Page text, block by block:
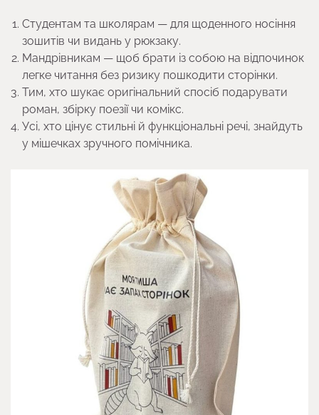
Студентам та школярам — для щоденного носіння
зошитів чи видань у рюкзаку.
Мандрівникам — щоб брати із собою на відпочинок
легке читання без ризику пошкодити сторінки.
Тим, хто шукає оригінальний спосіб подарувати
роман, збірку поезії чи комікс.
Усі, хто цінує стильні й функціональні речі, знайдуть
у мішечках зручного помічника.